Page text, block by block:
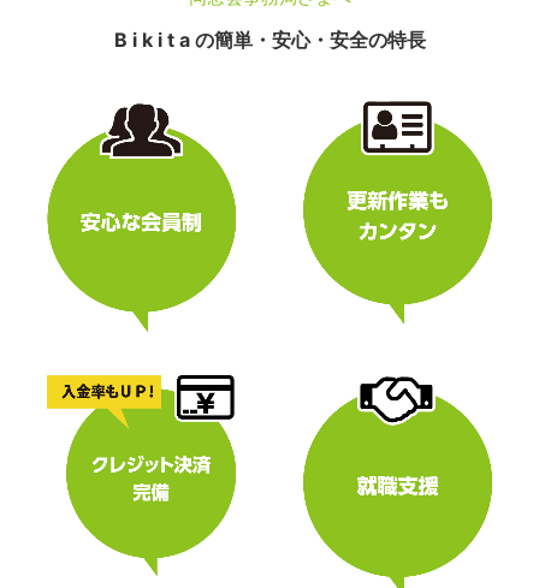
B i k i t a の簡単・安心・安全の特長